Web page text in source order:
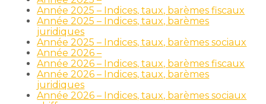
Année 2025 – Indices, taux, barèmes fiscaux
Année 2025 – Indices, taux, barèmes
juridiques
Année 2025 – Indices, taux, barèmes sociaux
Année 2026 –
Année 2026 – Indices, taux, barèmes fiscaux
Année 2026 – Indices, taux, barèmes
juridiques
Année 2026 – Indices, taux, barèmes sociaux